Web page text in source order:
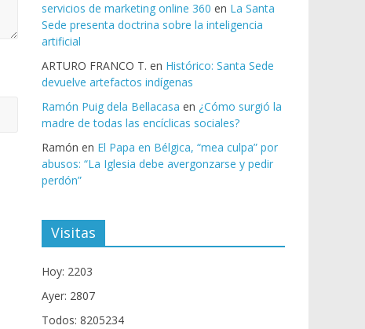
servicios de marketing online 360 en La Santa
Sede presenta doctrina sobre la inteligencia
artificial
ARTURO FRANCO T. en Histórico: Santa Sede
devuelve artefactos indígenas
Ramón Puig dela Bellacasa en ¿Cómo surgió la
madre de todas las encíclicas sociales?
Ramón en El Papa en Bélgica, “mea culpa” por
abusos: “La Iglesia debe avergonzarse y pedir
perdón”
Visitas
Hoy: 2203
Ayer: 2807
Todos: 8205234